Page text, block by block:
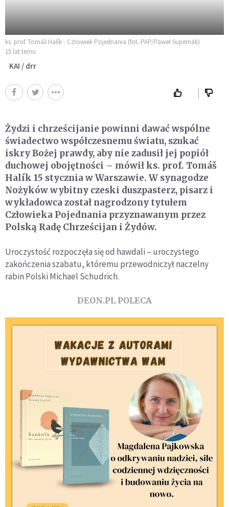
ks. prof. Tomáš Halík - Człowiek Pojednania (fot. PAP/Paweł Supernak)
15 lat temu
KAI / drr
Żydzi i chrześcijanie powinni dawać wspólne
świadectwo współczesnemu światu, szukać
iskry Bożej prawdy, aby nie zadusił jej popiół
duchowej obojętności – mówił ks. prof. Tomáš
Halík 15 stycznia w Warszawie. W synagodze
Nożyków wybitny czeski duszpasterz, pisarz i
wykładowca został nagrodzony tytułem
Człowieka Pojednania przyznawanym przez
Polską Radę Chrześcijan i Żydów.
Uroczystość rozpoczęła się od hawdali – uroczystego
zakończenia szabatu, któremu przewodniczył naczelny
rabin Polski Michael Schudrich.
DEON.PL POLECA